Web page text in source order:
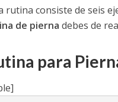
rutina consiste de seis
de pierna debes de
para